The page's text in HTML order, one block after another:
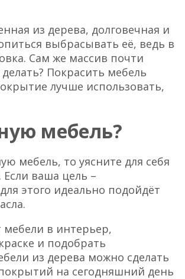
из дерева, долговечная и
выбрасывать её, ведь в
Сам же массив почти
Покрасить мебель
лучше использовать,
мебель?
мебель, то уясните для себя
Если ваша цель –
этого идеально подойдёт
в интерьер,
и подобрать
из дерева можно сделать
на сегодняшний день